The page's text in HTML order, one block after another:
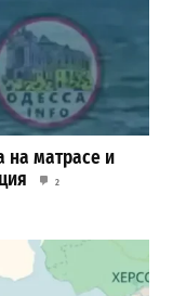
на матрасе и
2